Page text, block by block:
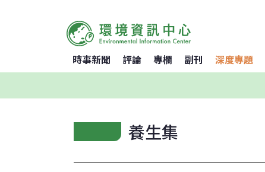
時事新聞 評論 專欄 副刊 深度專題
養生集